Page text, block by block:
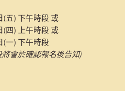
五) 下午時段 或
四) 上午時段 或
(一) 下午時段
會於確認報名後告知)